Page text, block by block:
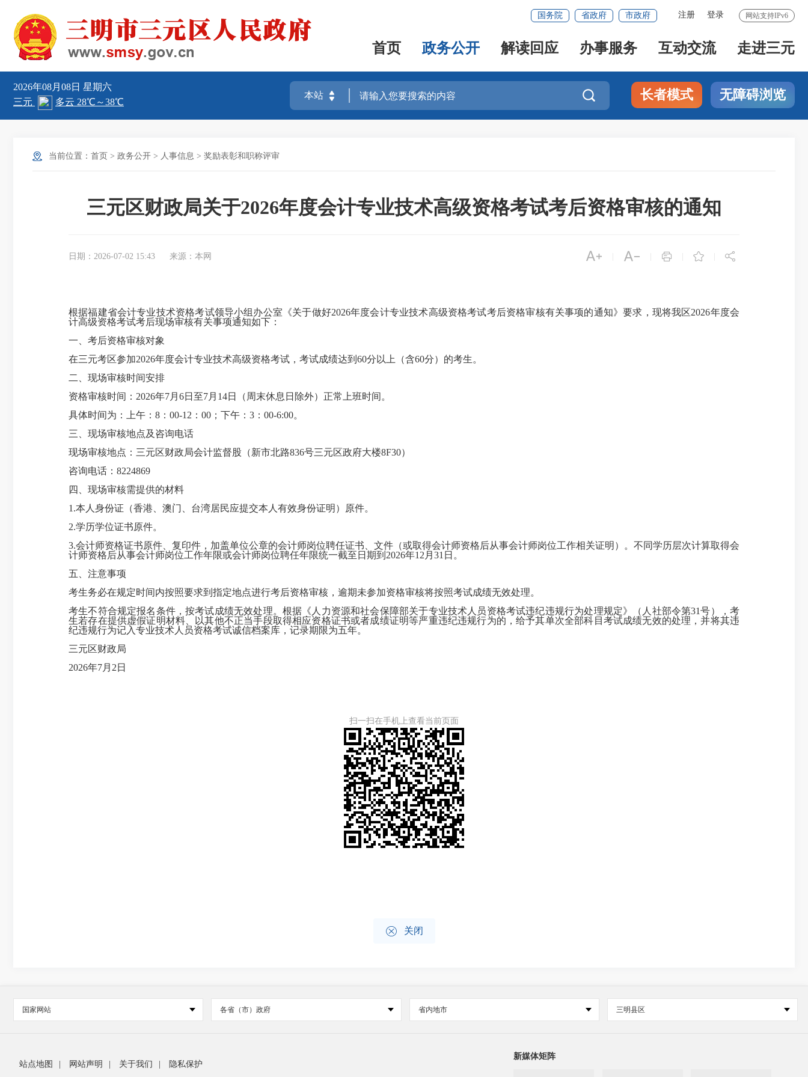
网站支持IPv6
注册 登录
国务院 省政府 市政府
首页 政务公开 解读回应 办事服务 互动交流 走进三元
2026年08月08日 星期六
 长者模式 无障碍浏览
当前位置： 首页 > 政务公开 > 人事信息 > 奖励表彰和职称评审
三元区财政局关于2026年度会计专业技术高级资格考试考后资格审核的通知
日期：2026-07-02 15:43 来源：本网     
根据福建省会计专业技术资格考试领导小组办公室《关于做好2026年度会计专业技术高级资格考试考后资格审核有关事项的通知》要求，现将我区2026年度会
计高级资格考试考后现场审核有关事项通知如下：
一、考后资格审核对象
在三元考区参加2026年度会计专业技术高级资格考试，考试成绩达到60分以上（含60分）的考生。
二、现场审核时间安排
资格审核时间：2026年7月6日至7月14日（周末休息日除外）正常上班时间。
具体时间为：上午：8：00-12：00；下午：3：00-6:00。
三、现场审核地点及咨询电话
现场审核地点：三元区财政局会计监督股（新市北路836号三元区政府大楼8F30）
咨询电话：8224869
四、现场审核需提供的材料
1.本人身份证（香港、澳门、台湾居民应提交本人有效身份证明）原件。
2.学历学位证书原件。
3.会计师资格证书原件、复印件，加盖单位公章的会计师岗位聘任证书、文件（或取得会计师资格后从事会计师岗位工作相关证明）。不同学历层次计算取得会
计师资格后从事会计师岗位工作年限或会计师岗位聘任年限统一截至日期到2026年12月31日。
五、注意事项
考生务必在规定时间内按照要求到指定地点进行考后资格审核，逾期未参加资格审核将按照考试成绩无效处理。
考生不符合规定报名条件，按考试成绩无效处理。根据《人力资源和社会保障部关于专业技术人员资格考试违纪违规行为处理规定》（人社部令第31号），考
生若存在提供虚假证明材料、以其他不正当手段取得相应资格证书或者成绩证明等严重违纪违规行为的，给予其单次全部科目考试成绩无效的处理，并将其违
纪违规行为记入专业技术人员资格考试诚信档案库，记录期限为五年。
三元区财政局
2026年7月2日
扫一扫在手机上查看当前页面
 关闭
国家网站 各省（市）政府 省内地市 三明县区
站点地图 网站声明 关于我们 隐私保护
新媒体矩阵